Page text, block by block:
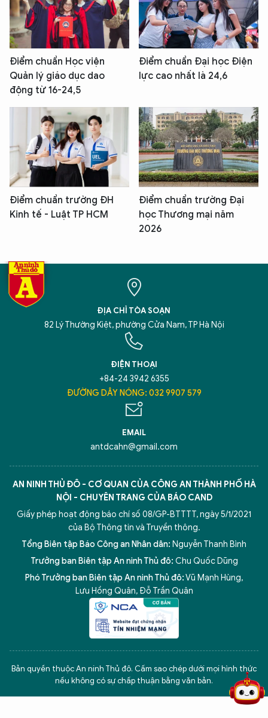
Điểm chuẩn Học viện
Quản lý giáo dục dao
động từ 16-24,5
Điểm chuẩn Đại học Điện
lực cao nhất là 24,6
Điểm chuẩn trường ĐH
Kinh tế - Luật TP HCM
Điểm chuẩn trường Đại
học Thương mại năm
2026
ĐỊA CHỈ TÒA SOẠN
82 Lý Thường Kiệt, phường Cửa Nam, TP Hà Nội
ĐIỆN THOẠI
+84-24 3942 6355
ĐƯỜNG DÂY NÓNG: 032 9907 579
EMAIL
antdcahn@gmail.com
AN NINH THỦ ĐÔ - CƠ QUAN CỦA CÔNG AN THÀNH PHỐ HÀ
NỘI - CHUYÊN TRANG CỦA BÁO CAND
Giấy phép hoạt động báo chí số 08/GP-BTTTT, ngày 5/1/2021
của Bộ Thông tin và Truyền thông.
Tổng Biên tập Báo Công an Nhân dân: Nguyễn Thanh Bình
Trưởng ban Biên tập An ninh Thủ đô: Chu Quốc Dũng
Phó Trưởng ban Biên tập An ninh Thủ đô:Vũ Mạnh Hùng,
Lưu Hồng Quân, Đỗ Trần Quân
Bản quyền thuộc An ninh Thủ đô. Cấm sao chép dưới mọi hình thức
nếu không có sự chấp thuận bằng văn bản.
5 điểm nghẽn của Hà Nội giải pháp xử lý điểm nghẽn của